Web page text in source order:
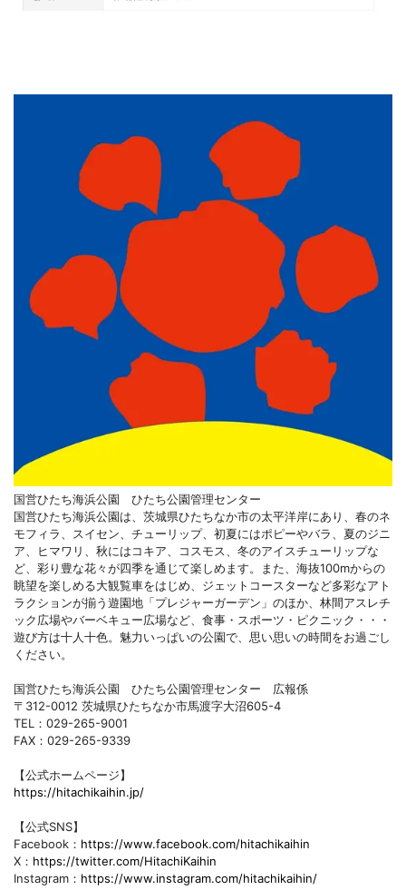
国営ひたち海浜公園 ひたち公園管理センター
国営ひたち海浜公園は、茨城県ひたちなか市の太平洋岸にあり、春のネ
モフィラ、スイセン、チューリップ、初夏にはポピーやバラ、夏のジニ
ア、ヒマワリ、秋にはコキア、コスモス、冬のアイスチューリップな
ど、彩り豊な花々が四季を通じて楽しめます。また、海抜100mからの
眺望を楽しめる大観覧車をはじめ、ジェットコースターなど多彩なアト
ラクションが揃う遊園地「プレジャーガーデン」のほか、林間アスレチ
ック広場やバーベキュー広場など、食事・スポーツ・ピクニック・・・
遊び方は十人十色。魅力いっぱいの公園で、思い思いの時間をお過ごし
ください。
国営ひたち海浜公園 ひたち公園管理センター 広報係
〒312-0012 茨城県ひたちなか市馬渡字大沼605-4
TEL：029-265-9001
FAX：029-265-9339
【公式ホームページ】
https://hitachikaihin.jp/
【公式SNS】
Facebook： https://www.facebook.com/hitachikaihin
X： https://twitter.com/HitachiKaihin
Instagram： https://www.instagram.com/hitachikaihin/